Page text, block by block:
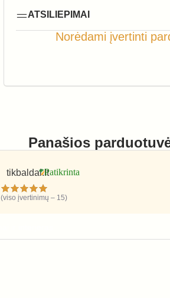
ATSILIEPIMAI
Norėdami įvertinti
Panašios
tikbaldai.lt
(viso įvertinimų – 15)